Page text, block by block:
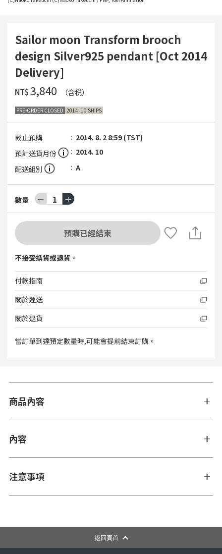
Sailor moon Transform brooch
design Silver925 pendant [Oct 2014
Delivery]
NT$‌3,840 （含税）
PRE-ORDER CLOSED 2014. 10 SHIPS
截止預購
2014. 8. 2 8:59 (TST)
預計送貨月份
2014. 10
配送組別
A
數量 － 1 ＋
預購已經結束
不接受換貨或退貨。
付款指南
關於運送
關於退貨
當訂單到達預定數量時,可能會提前結束訂購。
商品內容
內容
注意事項
返回頁首